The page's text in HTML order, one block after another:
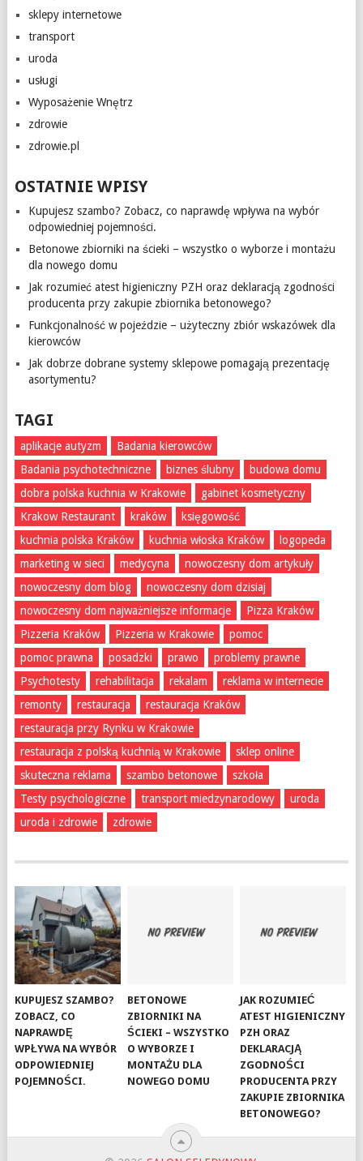
sklepy internetowe
transport
uroda
usługi
Wyposażenie Wnętrz
zdrowie
zdrowie.pl
OSTATNIE WPISY
Kupujesz szambo? Zobacz, co naprawdę wpływa na wybór
odpowiedniej pojemności.
Betonowe zbiorniki na ścieki – wszystko o wyborze i montażu
dla nowego domu
Jak rozumieć atest higieniczny PZH oraz deklaracją zgodności
producenta przy zakupie zbiornika betonowego?
Funkcjonalność w pojeździe – użyteczny zbiór wskazówek dla
kierowców
Jak dobrze dobrane systemy sklepowe pomagają prezentację
asortymentu?
TAGI
aplikacje autyzm
Badania kierowców
Badania psychotechniczne
biznes ślubny
budowa domu
dobra polska kuchnia w Krakowie
gabinet kosmetyczny
Krakow Restaurant
kraków
księgowość
kuchnia polska Kraków
kuchnia włoska Kraków
logopeda
marketing w sieci
medycyna
nowoczesny dom artykuły
nowoczesny dom blog
nowoczesny dom dzisiaj
nowoczesny dom najważniejsze informacje
Pizza Kraków
Pizzeria Kraków
Pizzeria w Krakowie
pomoc
pomoc prawna
posadzki prawo
problemy prawne
Psychotesty
rehabilitacja rekalam
reklama w internecie
remonty
restauracja
restauracja Kraków
restauracja przy Rynku w Krakowie
restauracja z polską kuchnią w Krakowie
sklep online
skuteczna reklama
szambo betonowe
szkoła
Testy psychologiczne
transport miedzynarodowy
uroda
uroda i zdrowie
zdrowie
KUPUJESZ SZAMBO?
ZOBACZ, CO
NAPRAWDĘ
WPŁYWA NA WYBÓR
ODPOWIEDNIEJ
POJEMNOŚCI.
BETONOWE
ZBIORNIKI NA
ŚCIEKI – WSZYSTKO
O WYBORZE I
MONTAŻU DLA
NOWEGO DOMU
JAK ROZUMIEĆ
ATEST HIGIENICZNY
PZH ORAZ
DEKLARACJĄ
ZGODNOŚCI
PRODUCENTA PRZY
ZAKUPIE ZBIORNIKA
BETONOWEGO?